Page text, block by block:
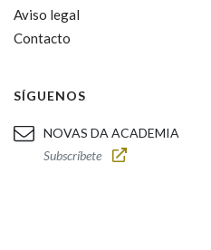
Aviso legal
Contacto
SÍGUENOS
NOVAS DA ACADEMIA
Subscríbete